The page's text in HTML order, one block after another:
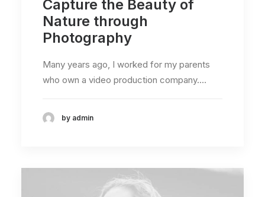
Capture the Beauty of
Nature through
Photography
Many years ago, I worked for my parents
who own a video production company.…
by admin